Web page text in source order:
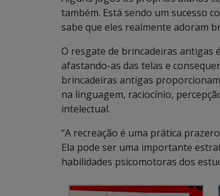
também. Está sendo um sucesso
sabe que eles realmente adoram
O resgate de brincadeiras
afastando-as das telas e
brincadeiras antigas
na linguagem, raciocínio,
intelectual.
“A recreação é uma prática
Ela pode ser uma importante
habilidades psicomotoras dos